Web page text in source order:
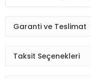
Garanti ve Teslimat
Taksit Seçenekleri